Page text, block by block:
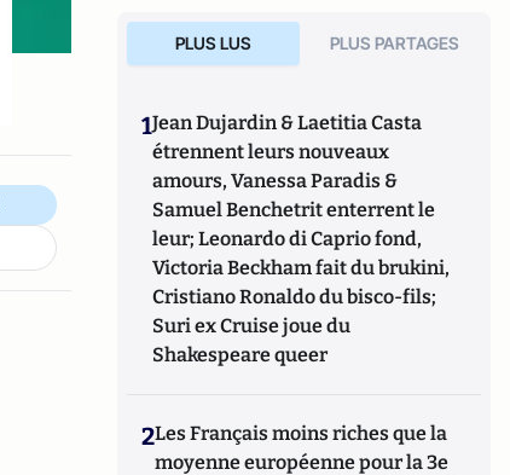
PLUS LUS PLUS PARTAGES
1Jean Dujardin & Laetitia Casta
étrennent leurs nouveaux
amours, Vanessa Paradis &
Samuel Benchetrit enterrent le
leur; Leonardo di Caprio fond,
Victoria Beckham fait du brukini,
Cristiano Ronaldo du bisco-fils;
Suri ex Cruise joue du
Shakespeare queer
2Les Français moins riches que la
moyenne européenne pour la 3e